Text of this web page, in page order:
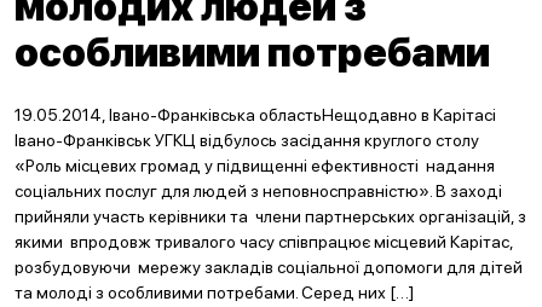
особливими потребами
19.05.2014, Івано-Франківська областьНещодавно в Карітасі
Івано-Франківськ УГКЦ відбулось засідання круглого столу
«Роль місцевих громад у підвищенні ефективності надання
соціальних послуг для людей з неповносправністю». В заході
прийняли участь керівники та члени партнерських організацій, з
якими впродовж тривалого часу співпрацює місцевий Карітас,
розбудовуючи мережу закладів соціальної допомоги для дітей
та молоді з особливими потребами. Серед них […]